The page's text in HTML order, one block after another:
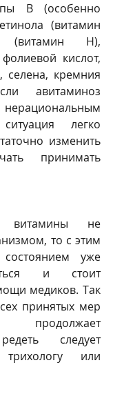
В (особенно
(витамин
(витамин Н),
кислот,
селена, кремния
авитаминоз
легко
изменить
принимать
не
то с этим
состоянием уже
и стоит
медиков. Так
принятых мер
следует
или